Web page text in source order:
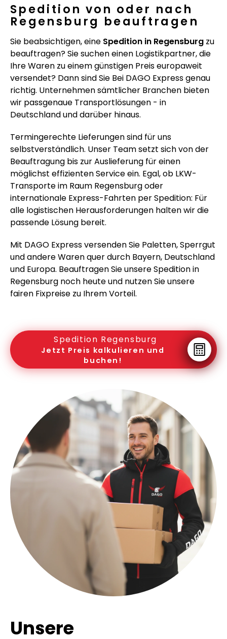
Spedition von oder nach
Regensburg beauftragen
Sie beabsichtigen, eine Spedition in Regensburg zu
beauftragen? Sie suchen einen Logistikpartner, die
Ihre Waren zu einem günstigen Preis europaweit
versendet? Dann sind Sie Bei DAGO Express genau
richtig. Unternehmen sämtlicher Branchen bieten
wir passgenaue Transportlösungen - in
Deutschland und darüber hinaus.
Termingerechte Lieferungen sind für uns
selbstverständlich. Unser Team setzt sich von der
Beauftragung bis zur Auslieferung für einen
möglichst effizienten Service ein. Egal, ob LKW-
Transporte im Raum Regensburg oder
internationale Express-Fahrten per Spedition: Für
alle logistischen Herausforderungen halten wir die
passende Lösung bereit.
Mit DAGO Express versenden Sie Paletten, Sperrgut
und andere Waren quer durch Bayern, Deutschland
und Europa. Beauftragen Sie unsere Spedition in
Regensburg noch heute und nutzen Sie unsere
fairen Fixpreise zu Ihrem Vorteil.
Spedition Regensburg
Jetzt Preis kalkulieren und
buchen!
Unsere